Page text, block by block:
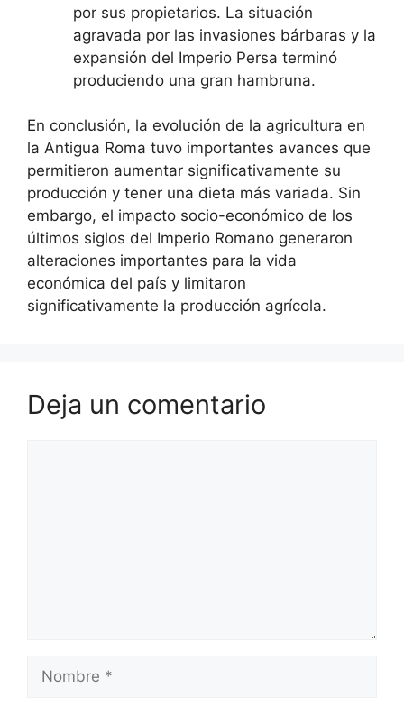
por sus propietarios. La situación
agravada por las invasiones bárbaras y la
expansión del Imperio Persa terminó
produciendo una gran hambruna.
En conclusión, la evolución de la agricultura en
la Antigua Roma tuvo importantes avances que
permitieron aumentar significativamente su
producción y tener una dieta más variada. Sin
embargo, el impacto socio-económico de los
últimos siglos del Imperio Romano generaron
alteraciones importantes para la vida
económica del país y limitaron
significativamente la producción agrícola.
Deja un comentario
Nombre